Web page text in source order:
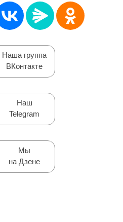
Наша группа
ВКонтакте
Наш
Telegram
Мы
на Дзене